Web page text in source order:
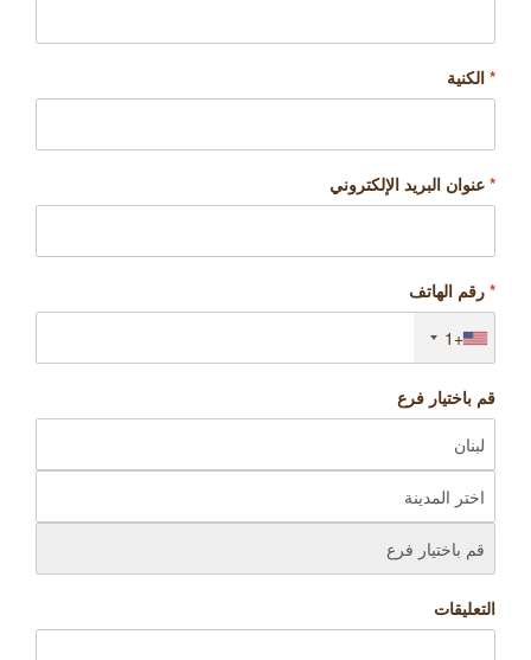
* الكنية
* عنوان البريد الإلكتروني
* رقم الهاتف
+1
قم باختيار فرع
التعليقات